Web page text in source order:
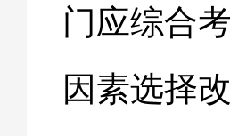
门应综合
因素选择